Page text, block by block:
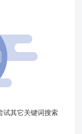
试其它关键词搜索